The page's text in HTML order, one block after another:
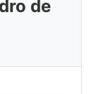
de